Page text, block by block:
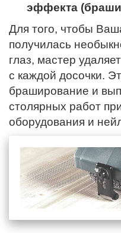
эффекта
Для того, чтобы
получилась
глаз, мастер
с каждой досочки.
браширование и
столярных работ
оборудования и